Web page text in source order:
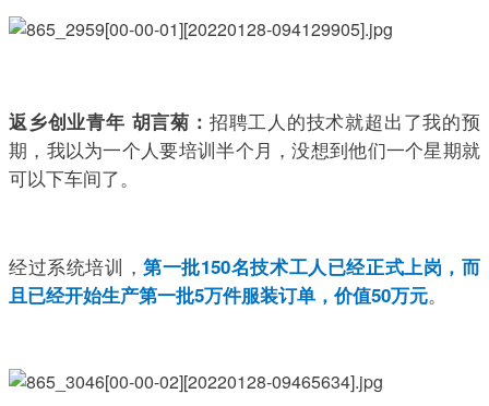
返乡创业青年 胡言菊： 招聘工人的技术就超出了我的预
期，我以为一个人要培训半个月，没想到他们一个星期就
可以下车间了。
经过系统培训，第一批150名技术工人已经正式上岗，而
且已经开始生产第一批5万件服装订单，价值50万元。